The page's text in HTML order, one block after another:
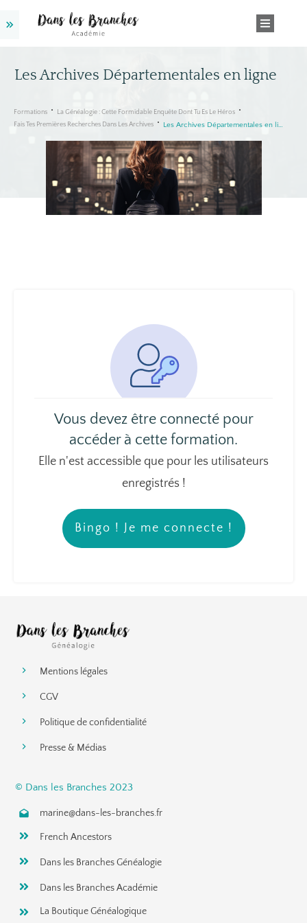
Les Archives Départementales en ligne
Formations
La Généalogie : Cette Formidable Enquête Dont Tu Es Le Héros
Fais Tes Premières Recherches Dans Les Archives
Les Archives Départementales en ligne
Vous devez être connecté pour
accéder à cette formation.
Elle n'est accessible que pour les utilisateurs
enregistrés !
Bingo ! Je me connecte !
Mentions légales
CGV
Politique de confidentialité
Presse & Médias
© Dans les Branches 2023
marine@dans-les-branches.fr
French Ancestors
Dans les Branches Généalogie
Dans les Branches Académie
La Boutique Généalogique